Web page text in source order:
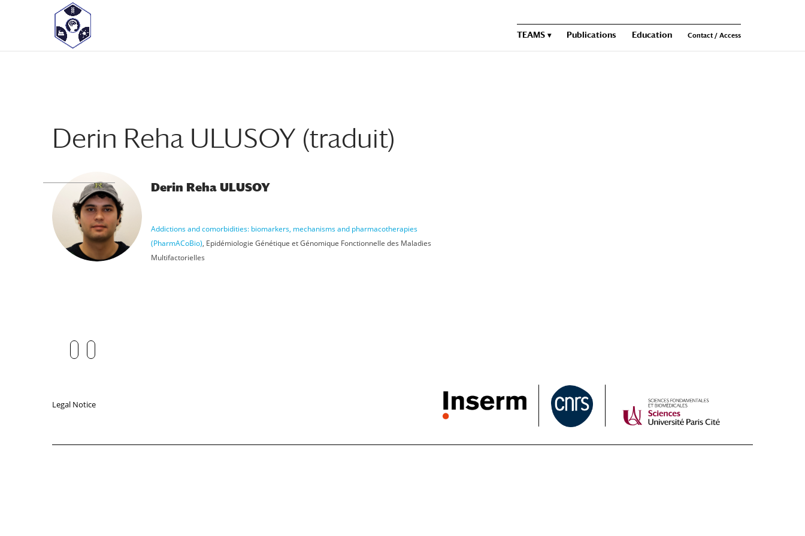
<! -- Pour avoir les accordéons fermés par défaut -->
TEAMS Publications Education Contact / Access
Derin Reha ULUSOY (traduit)
Derin Reha ULUSOY
Addictions and comorbidities: biomarkers, mechanisms and pharmacotherapies
(PharmACoBio), Epidémiologie Génétique et Génomique Fonctionnelle des Maladies
Multifactorielles
Legal Notice